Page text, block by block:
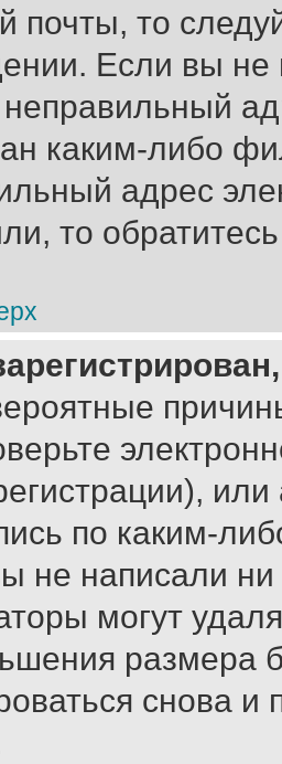
почты, то
Если вы
каким-либо
адрес
то
по каким-
не написали
могут
размера
снова и